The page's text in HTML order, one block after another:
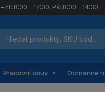
– čt: 8:00 – 17:00, Pá: 8:00 – 14:30
na úvodní stránku
produkty
Pracovní obuv ▾ Ochranné